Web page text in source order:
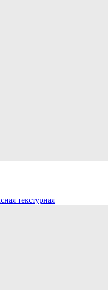
текстурная